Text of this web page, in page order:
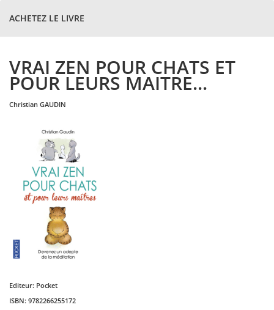
ACHETEZ LE LIVRE
VRAI ZEN POUR CHATS ET
POUR LEURS MAITRE...
christian GAUDIN
Editeur: Pocket
ISBN: 9782266255172